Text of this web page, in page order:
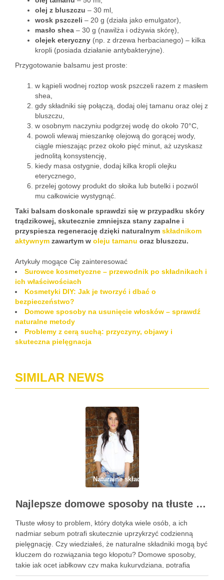
olej z bluszczu – 30 ml,
wosk pszczeli – 20 g (działa jako emulgator),
masło shea – 30 g (nawilża i odżywia skórę),
olejek eteryczny (np. z drzewa herbacianego) – kilka
kropli (posiada działanie antybakteryjne).
Przygotowanie balsamu jest proste:
w kąpieli wodnej roztop wosk pszczeli razem z masłem
shea,
gdy składniki się połączą, dodaj olej tamanu oraz olej z
bluszczu,
w osobnym naczyniu podgrzej wodę do około 70°C,
powoli wlewaj mieszankę olejową do gorącej wody,
ciągle mieszając przez około pięć minut, aż uzyskasz
jednolitą konsystencję,
kiedy masa ostygnie, dodaj kilka kropli olejku
eterycznego,
przelej gotowy produkt do słoika lub butelki i pozwól
mu całkowicie wystygnąć.
Taki balsam doskonale sprawdzi się w przypadku skóry
trądzikowej, skutecznie zmniejsza stany zapalne i
przyspiesza regenerację dzięki naturalnym składnikom
aktywnym zawartym w oleju tamanu oraz bluszczu.
Artykuły mogące Cię zainteresować
Surowce kosmetyczne – przewodnik po składnikach i
ich właściwościach
Kosmetyki DIY: Jak je tworzyć i dbać o
bezpieczeństwo?
Domowe sposoby na usunięcie włosków – sprawdź
naturalne metody
Problemy z cerą suchą: przyczyny, objawy i
skuteczna pielęgnacja
SIMILAR NEWS
Naturalne składniki i DIY
Najlepsze domowe sposoby na tłuste włosy – naturalne rozwiązania
Tłuste włosy to problem, który dotyka wiele osób, a ich
nadmiar sebum potrafi skutecznie uprzykrzyć codzienną
pielęgnację. Czy wiedziałeś, że naturalne składniki mogą być
kluczem do rozwiązania tego kłopotu? Domowe sposoby,
takie jak ocet jabłkowy czy mąka kukurydziana, potrafią
zdziałać cuda, przywracając włosom świeżość i lekkość.